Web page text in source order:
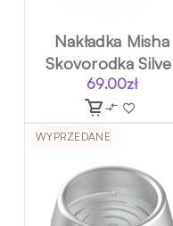
Nakładka Misha
Skovorodka
69.00zł
WYPRZEDANE